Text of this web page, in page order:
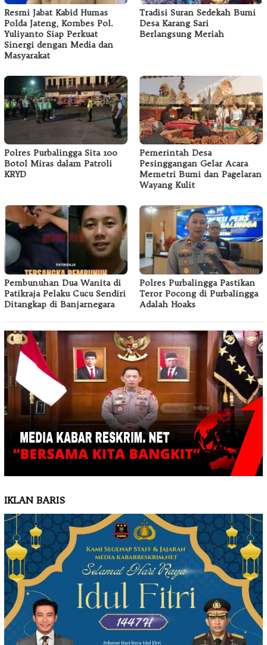
Resmi Jabat Kabid Humas
Polda Jateng, Kombes Pol.
Yuliyanto Siap Perkuat
Sinergi dengan Media dan
Masyarakat
Tradisi Suran Sedekah Bumi
Desa Karang Sari
Berlangsung Meriah
Polres Purbalingga Sita 100
Botol Miras dalam Patroli
KRYD
Pemerintah Desa
Pesinggangan Gelar Acara
Memetri Bumi dan Pagelaran
Wayang Kulit
Pembunuhan Dua Wanita di
Patikraja Pelaku Cucu Sendiri
Ditangkap di Banjarnegara
Polres Purbalingga Pastikan
Teror Pocong di Purbalingga
Adalah Hoaks
IKLAN BARIS